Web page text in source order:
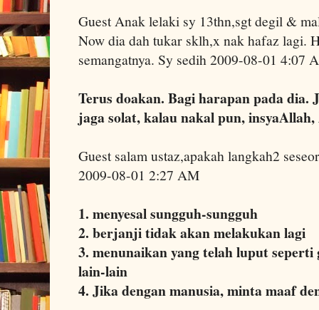
Guest Anak lelaki sy 13thn,sgt degil &
Now dia dah tukar sklh,x nak hafaz lagi.
semangatnya. Sy sedih 2009-08-01 4:07
Terus doakan. Bagi harapan pada dia.
jaga solat, kalau nakal pun,
Guest salam ustaz,apakah langkah2
2009-08-01 2:27 AM
1. menyesal sungguh-sungguh
2. berjanji tidak akan melakukan lagi
3. menunaikan yang telah luput
lain-lain
4. Jika dengan manusia, minta maaf